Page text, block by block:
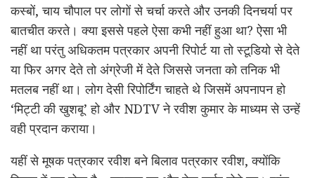
कस्बों, चाय चौपाल पर लोगों से चर्चा करते और उनकी दिनचर्या पर
बातचीत करते। क्या इससे पहले ऐसा कभी नहीं हुआ था? ऐसा भी
नहीं था परंतु अधिकतम पत्रकार अपनी रिपोर्ट या तो स्टूडियो से देते
या फिर अगर देते तो अंग्रेजी में देते जिससे जनता को तनिक भी
मतलब नहीं था। लोग देसी रिपोर्टिंग चाहते थे जिसमें अपनापन हो
‘मिट्टी की खुशबू’ हो और NDTV ने रवीश कुमार के माध्यम से उन्हें
वही प्रदान कराया।
यहीं से मूषक पत्रकार रवीश बने बिलाव पत्रकार रवीश, क्योंकि